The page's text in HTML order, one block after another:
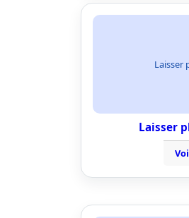
Laisser
Laisser